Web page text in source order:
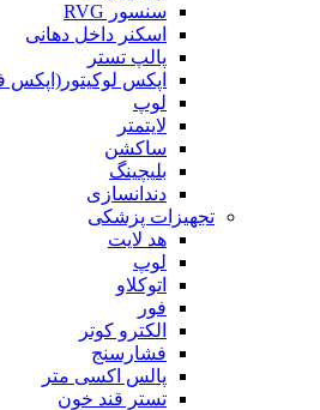
سنسور RVG
اسکنر داخل دهانی
پالپ تستر
اپکس لوکیتور(اپکس
لوپ
لایتمتر
ساکشن
بلیچینگ
دندانسازی
تجهیزات پزشکی
هد لایت
لوپ
اتوکلاو
فور
الکترو کوتر
فشارسنج
پالس اکسی متر
تستر قند خون